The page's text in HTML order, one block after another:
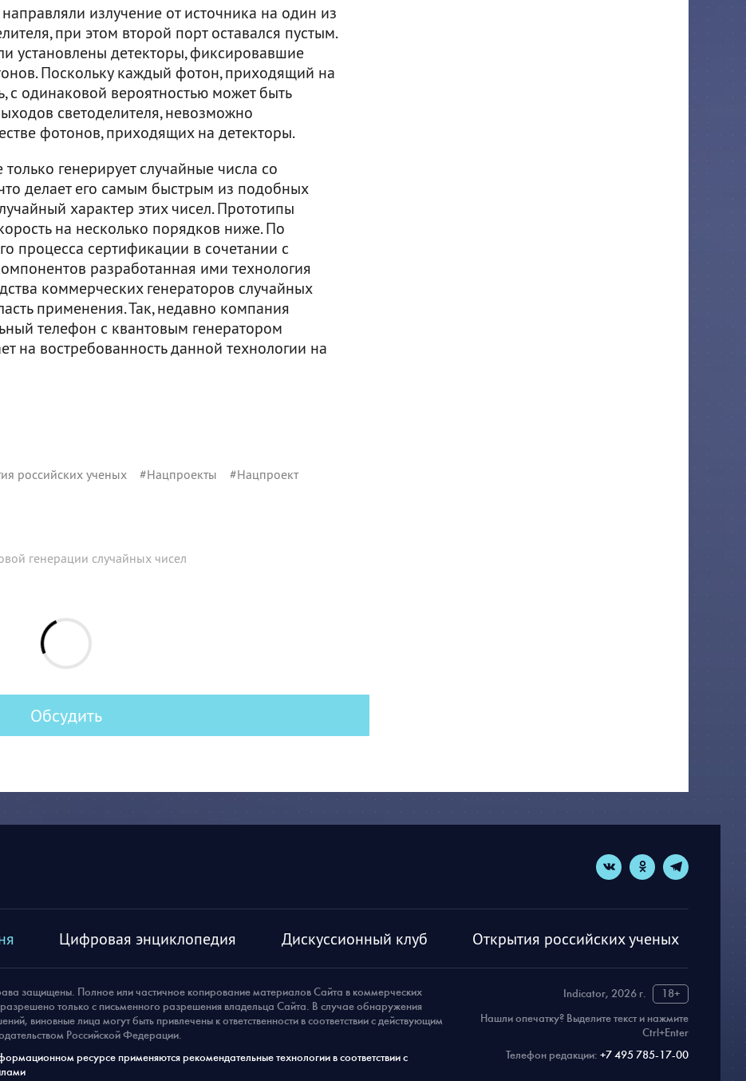
излучение от источника на один из
при этом второй порт оставался пустым.
установлены детекторы, фиксировавшие
Поскольку каждый фотон, приходящий на
с одинаковой вероятностью может быть
светоделителя, невозможно
фотонов, приходящих на детекторы.
генерирует случайные числа со
делает его самым быстрым из подобных
характер этих чисел. Прототипы
на несколько порядков ниже. По
процесса сертификации в сочетании с
разработанная ими технология
коммерческих генераторов случайных
применения. Так, недавно компания
телефон с квантовым генератором
на востребованность данной технологии на
российских ученых #Нацпроекты #Нацпроект
генерации случайных чисел
Обсудить
Цифровая энциклопедия Дискуссионный клуб Открытия российских ученых
Indicator, 2026 г.
18+
Нашли опечатку? Выделите текст и нажмите
Ctrl+Enter
Телефон редакции: +7 495 785-17-00
защищены. Полное или частичное копирование материалов Сайта в коммерческих
только с письменного разрешения владельца Сайта. В случае обнаружения
виновные лица могут быть привлечены к ответственности в соответствии с действующим
Российской Федерации.
ресурсе применяются рекомендательные технологии в соответствии с